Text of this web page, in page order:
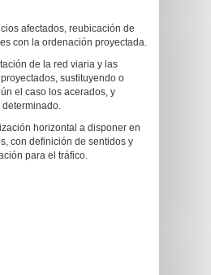
afectados, reubicación de
con la ordenación proyectada.
de la red viaria y las
sustituyendo o
el caso los acerados, y
horizontal a disponer en
con definición de sentidos y
para el tráfico.